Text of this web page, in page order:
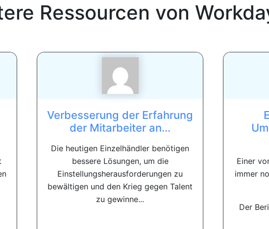
Ressourcen von
Verbesserung der Erfahrung
der Mitarbeiter an...
Die heutigen Einzelhändler benötigen
bessere Lösungen, um die
Einstellungsherausforderungen zu
bewältigen und den Krieg gegen Talent
zu gewinne...
Einer
immer
Der